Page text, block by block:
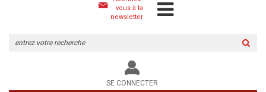
vous à la
newsletter
le
site
SE CONNECTER